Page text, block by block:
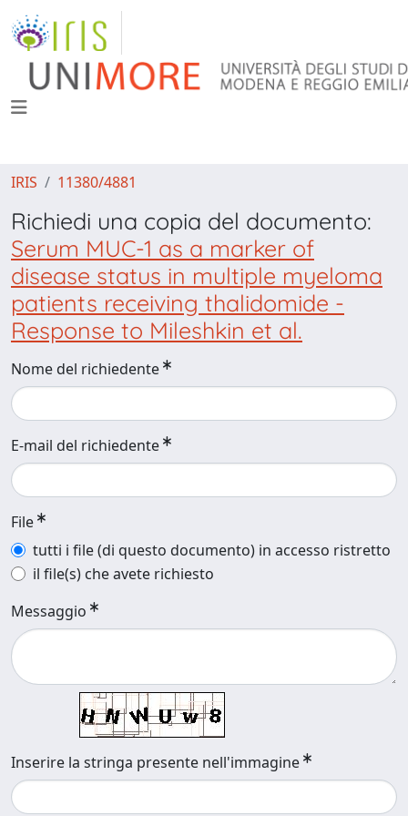
IRIS 11380/4881
Richiedi una copia del documento:
Serum MUC-1 as a marker of
disease status in multiple myeloma
patients receiving thalidomide -
Response to Mileshkin et al.
Nome del richiedente
E-mail del richiedente
File
tutti i file (di questo documento) in accesso ristretto
il file(s) che avete richiesto
Messaggio
Inserire la stringa presente nell'immagine